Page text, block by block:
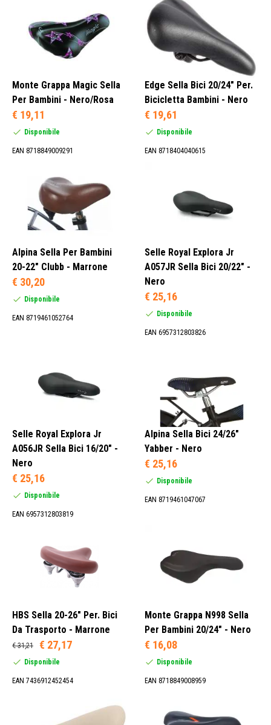
Monte Grappa Magic Sella
Per Bambini - Nero/Rosa
€ 19,11
Disponibile
EAN 8718849009291
Edge Sella Bici 20/24" Per.
Bicicletta Bambini - Nero
€ 19,61
Disponibile
EAN 8718404040615
Alpina Sella Per Bambini
20-22" Clubb - Marrone
€ 30,20
Disponibile
EAN 8719461052764
Selle Royal Explora Jr
A057JR Sella Bici 20/22" -
Nero
€ 25,16
Disponibile
EAN 6957312803826
Selle Royal Explora Jr
A056JR Sella Bici 16/20" -
Nero
€ 25,16
Disponibile
EAN 6957312803819
Alpina Sella Bici 24/26"
Yabber - Nero
€ 25,16
Disponibile
EAN 8719461047067
HBS Sella 20-26" Per. Bici
Da Trasporto - Marrone
€ 31,21 € 27,17
Disponibile
EAN 7436912452454
Monte Grappa N998 Sella
Per Bambini 20/24" - Nero
€ 16,08
Disponibile
EAN 8718849008959